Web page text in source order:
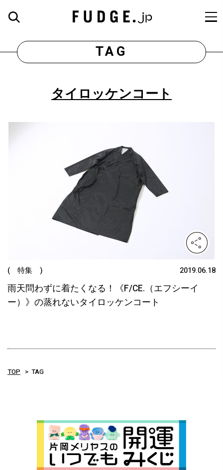
TAG
タイロッケンコート
( 特集 ) 2019.06.18
雨天問わずに着たくなる！《F/CE.（エフシーイ
ー）》の蒸れないタイロッケンコート
TOP TAG